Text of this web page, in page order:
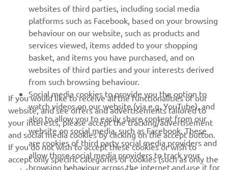
SUPORT
BULETIN INFORMATIV
Fii primul care află despre cele mai recente oferte, evenimente
speciale, lansări noi și multe altele.
ABONARE
websites of third parties, including social media
platforms such as Facebook, based on your browsing
behaviour on our website, such as products and
services viewed, items added to your shopping
basket, and items you have purchased, and on
websites of third parties and your interests derived
from such browsing behaviour.
Social media cookies to provide you the option to
watch videos on our website (via e.g. YouTube), and
also to allow you to easily share content from our
website on social media, such as Facebook. These
are cookies of third party social media providers and
allow those social media providers to track your
browsing behaviour across the internet and use it for
If you would like to receive all the functionalities of our
website, and see offers and advertisements tailored to
your interests, please accept the tracking/advertisement
and social media cookies by clicking on the accept button.
If you do not wish to accept these cookies or wish to
accept only specific categories of cookies (such as only the